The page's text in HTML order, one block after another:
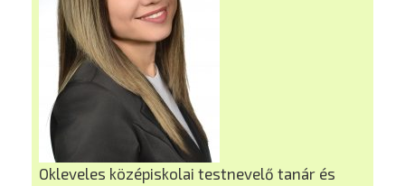
Okleveles középiskolai testnevelő tanár és